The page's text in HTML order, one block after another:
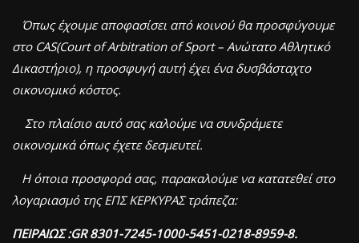
Όπως έχουμε αποφασίσει από κοινού θα προσφύγουμε
στο CAS(Court of Arbitration of Sport– Ανώτατο Αθλητικό
Δικαστήριο), η προσφυγή αυτή έχει ένα δυσβάσταχτο
οικονομικό κόστος.
Στο πλαίσιο αυτό σας καλούμε να συνδράμετε
οικονομικά όπως έχετε δεσμευτεί.
Η όποια προσφορά σας, παρακαλούμε να κατατεθεί στο
λογαριασμό της ΕΠΣ ΚΕΡΚΥΡΑΣ τράπεζα:
ΠΕΙΡΑΙΩΣ :GR8301-7245-1000-5451-0218-8959-8.